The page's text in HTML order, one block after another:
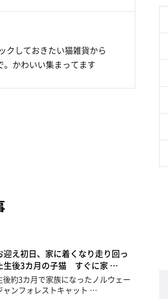
クしておきたい猫雑貨から
。かわいい集まってます
迎え初日、家に着くなり走り回っ
生後3カ月の子猫 すぐに家 …
後約3カ月で家族になったノルウェー
ャンフォレストキャット …